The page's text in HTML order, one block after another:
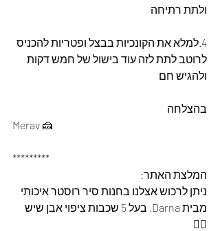
ולתת רתיחה
4.למלא את הקונכיות בבצל ופטריות להכניס
לרוטב לתת לזה עוד בישול של חמש דקות
ולהגיש חם
בהצלחה
Merav 🍰
*********
המלצת האתר:
ניתן לרכוש אצלנו בחנות סיר רוסטר איכותי
מבית Darna, בעל 5 שכבות ציפוי אבן שיש
👇🏽